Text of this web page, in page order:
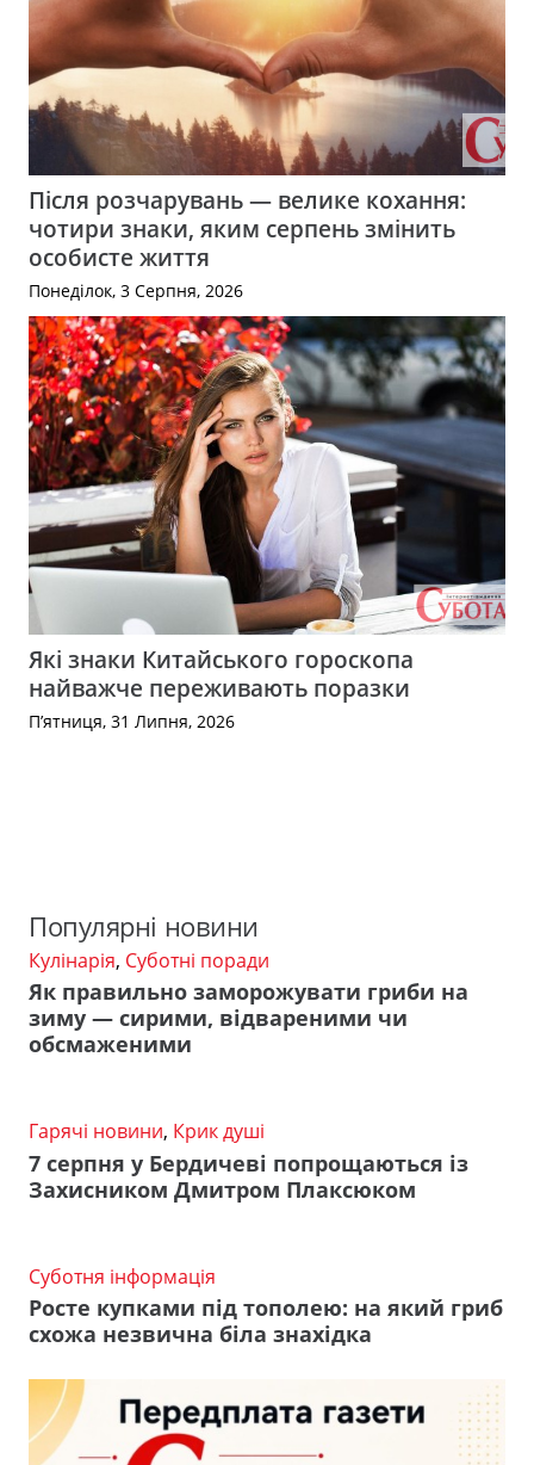
Після розчарувань — велике кохання:
чотири знаки, яким серпень змінить
особисте життя
Понеділок, 3 Серпня, 2026
Які знаки Китайського гороскопа
найважче переживають поразки
П’ятниця, 31 Липня, 2026
Популярні новини
Кулінарія, Суботні поради
Як правильно заморожувати гриби на
зиму — сирими, відвареними чи
обсмаженими
Гарячі новини, Крик душі
7 серпня у Бердичеві попрощаються із
Захисником Дмитром Плаксюком
Суботня інформація
Росте купками під тополею: на який гриб
схожа незвична біла знахідка